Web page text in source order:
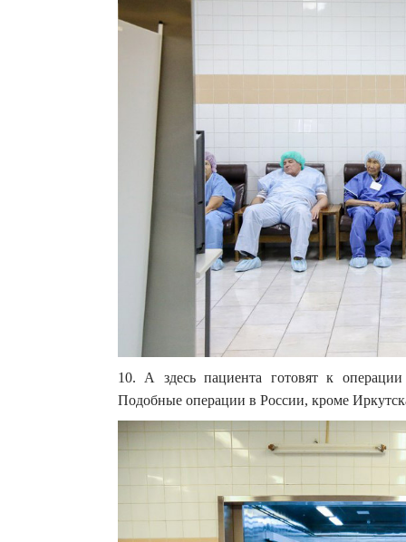
10. А здесь пациента готовят к
Подобные операции в России, кроме